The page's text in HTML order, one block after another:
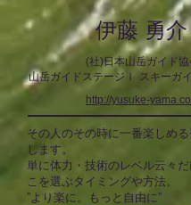
伊藤 勇介
(社)日本山岳ガイド協
山岳ガイド ステージⅠ
スキーガ
http://yusuke-
その人のその時に一番楽しめ
します。
単に体力・技術のレベル云々
こを選ぶタイミングや方法。
”より楽に。もっと自由に”